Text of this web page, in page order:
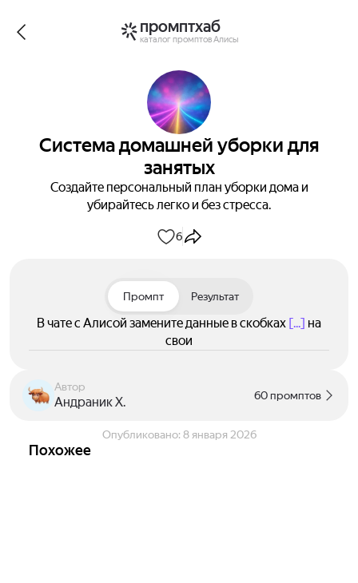
промптхаб
каталог промптов Алисы
Система домашней уборки для
занятых
Создайте персональный план уборки дома и
убирайтесь легко и без стресса.
6
Промпт Результат
В чате с Алисой замените данные в скобках [...] на
свои
Автор
Андраник Х. 60 промптов
Опубликовано: 8 января 2026
Похожее